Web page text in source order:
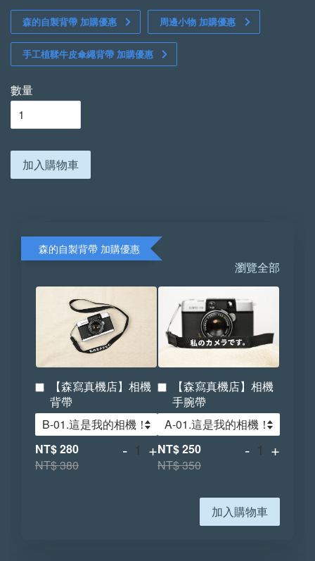
森的自製背帶 加購優惠 周邊小物 加購優惠
手工植鞣牛皮傘繩背帶 加購優惠
數量
加入購物車
森的自製背帶 加購優惠
瀏覽全部
【森寫真機店】相機
背帶
NT$ 280
NT$ 380
- +
【森寫真機店】相機
手腕帶
NT$ 250
NT$ 350
- +
加入購物車